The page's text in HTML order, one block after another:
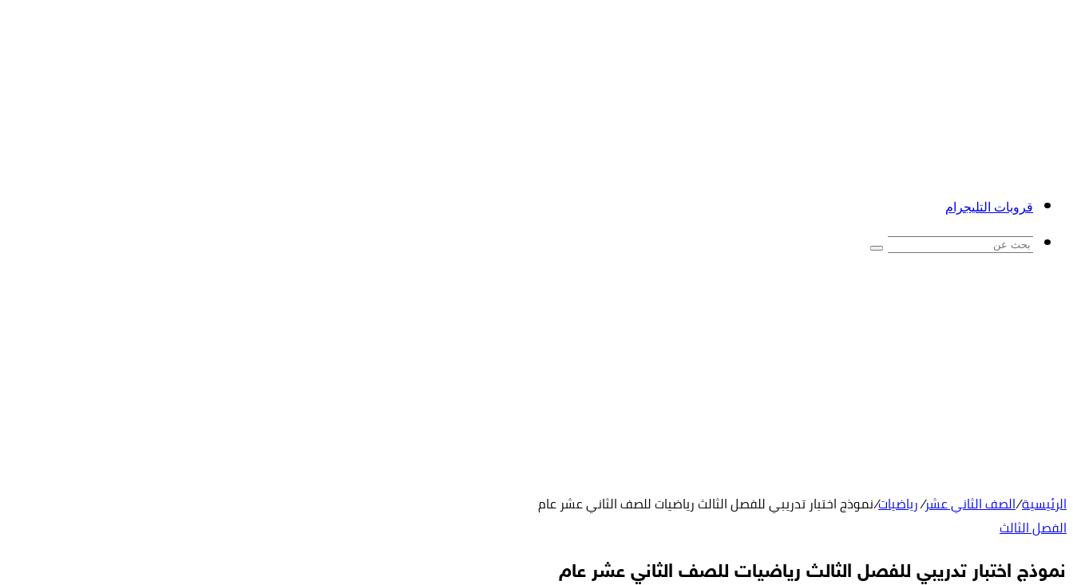
قروبات التليجرام
بحث
الرئيسية/الصف الثاني عشر/رياضيات/نموذج اختبار تدريبي للفصل الثالث رياضيات للصف الثاني عشر عام
الفصل الثالث
نموذج اختبار تدريبي للفصل الثالث رياضيات للصف الثاني عشر عام